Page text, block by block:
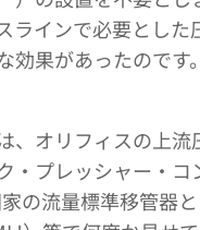
ラインで必要とし
効果があったのです。
、オリフィスの上流
・プレッシャー・コ
の流量標準移管器